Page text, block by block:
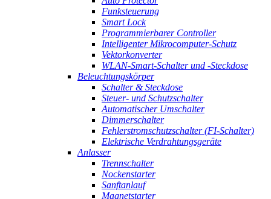
Funksteuerung
Smart Lock
Programmierbarer Controller
Intelligenter Mikrocomputer-Schutz
Vektorkonverter
WLAN-Smart-Schalter und -Steckdose
Beleuchtungskörper
Schalter & Steckdose
Steuer- und Schutzschalter
Automatischer Umschalter
Dimmerschalter
Fehlerstromschutzschalter (FI-Schalter)
Elektrische Verdrahtungsgeräte
Anlasser
Trennschalter
Nockenstarter
Sanftanlauf
Magnetstarter